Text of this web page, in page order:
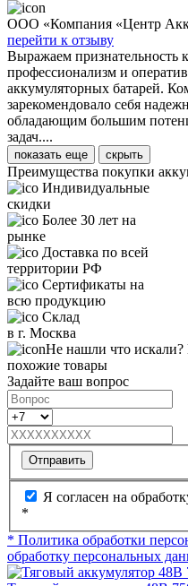
ООО «Компания «Центр
перейти к отзыву
Выражаем
профессионализм и
аккумуляторных батарей.
зарекомендовало себя
обладающим большим
задач....
показать еще скрыть
Преимущества покупки
Индивидуальные
скидки
Более 30 лет на
рынке
Доставка по всей
территории РФ
Сертификаты на
всю продукцию
Склад
в г. Москва
Не нашли что
похожие товары
Задайте ваш вопрос
Отправить
Я согласен на обработку моих персональных данных
*
* Политика обработки
обработку персональных